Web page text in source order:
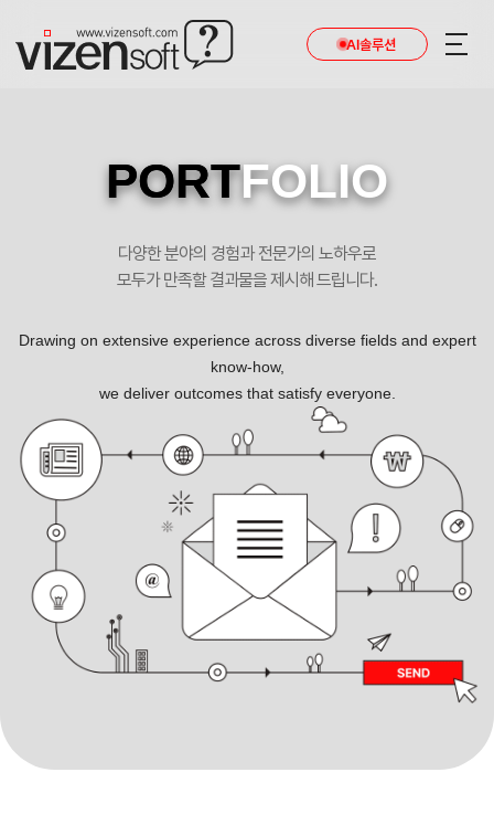
AI솔루션
교원라이프 포트폴리오
PORTFOLIO
다양한 분야의 경험과 전문가의 노하우로
모두가 만족할 결과물을 제시해 드립니다.
Drawing on extensive experience across diverse fields and expert
know-how,
we deliver outcomes that satisfy everyone.